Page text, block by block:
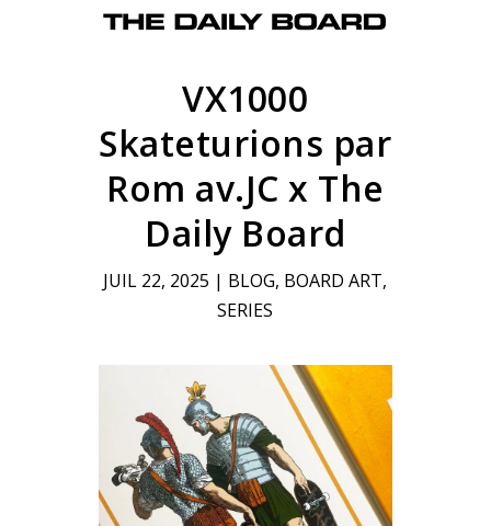
VX1000
Skateturions par
Rom av.JC x The
Daily Board
JUIL 22, 2025 | BLOG, BOARD ART,
SERIES